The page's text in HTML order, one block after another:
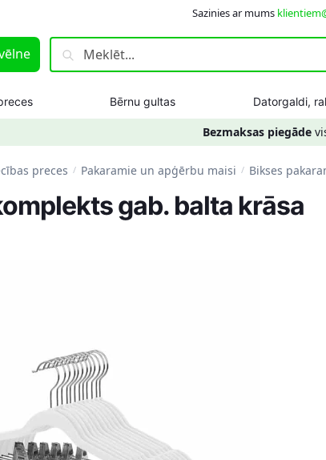
Sazinies ar mums
Meklēt:
Bērnu gultas Datorgaldi,
Bezmaksas piegāde
preces / Pakaramie un apģērbu maisi / Bikses
gab. balta krāsa